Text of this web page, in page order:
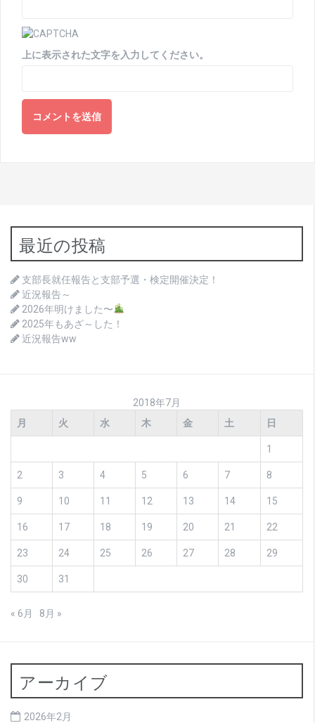
上に表示された文字を入力してください。
最近の投稿
支部長就任報告と支部予選・検定開催決定！
近況報告～
2026年明けました〜
2025年もあざ～した！
近況報告ww
2018年7月
月
火 水 木 金 土 日
1
2 3 4 5 6 7 8
9 10 11 12 13 14 15
16 17 18 19 20 21 22
23 24 25 26 27 28 29
30 31
« 6月 8月 »
アーカイブ
2026年2月